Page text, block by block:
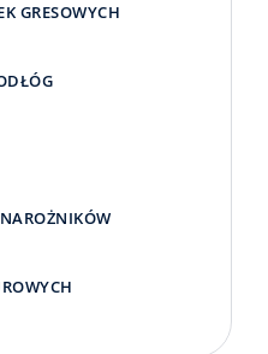
GRESOWYCH